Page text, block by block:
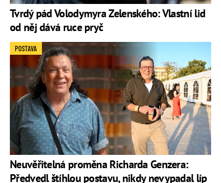
Tvrdý pád Volodymyra Zelenského: Vlastní lid
od něj dává ruce pryč
Neuvěřitelná proměna Richarda Genzera:
Předvedl štíhlou postavu, nikdy nevypadal líp
POSTAVA